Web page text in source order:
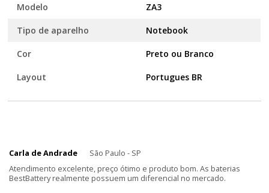
Modelo ZA3
Tipo de aparelho Notebook
Cor Preto ou Branco
Layout Portugues BR
Carla de Andrade
São Paulo - SP
Atendimento excelente, preço ótimo e produto bom. As baterias
BestBattery realmente possuem um diferencial no mercado.